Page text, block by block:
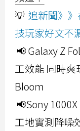
💡 追新聞》
技玩家好文不
📢 Galaxy Z
工效能 同時爽
Bloom
📢Sony 1000X
工地實測降噪